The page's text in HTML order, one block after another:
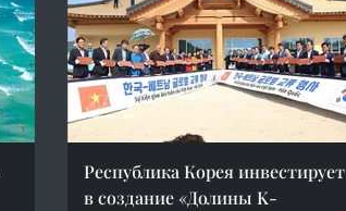
Республика Корея инвестирует
в создание «Долины K-